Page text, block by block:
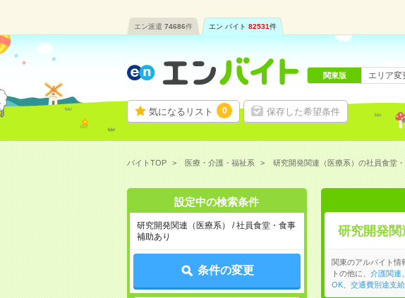
エン派遣 74686件 エン バイト 82531件
気になるリスト 0 保存した希望条件
関東版 エリア変
バイトTOP 医療・介護・福祉系 研究開発関連（医療系）の社員食堂
設定中の検索条件
研究開発関連（医療系） / 社員食堂・食事
補助あり
条件の変更
研究開発関
関東のアルバイト情
トの他に、 介護関連
OK、 交通費別途支